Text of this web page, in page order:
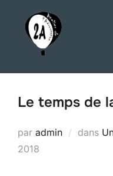
contenu
Le temps de
par admin dans
2018